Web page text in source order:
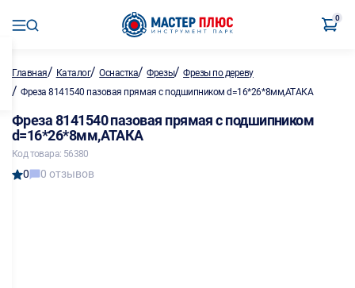
0
Главная/ Каталог/Оснастка/Фрезы/Фрезы по дереву
/ Фреза 8141540 пазовая прямая с подшипником d=16*26*8мм,АТАКА
Фреза 8141540 пазовая прямая с подшипником
d=16*26*8мм,АТАКА
Код товара: 56380
0 0 отзывов